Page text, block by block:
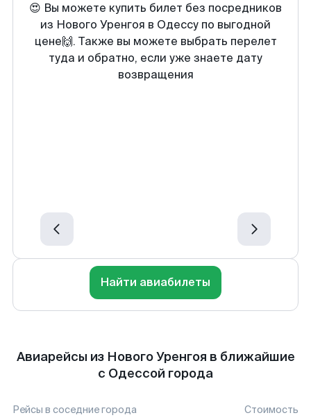
😍 Вы можете купить билет без посредников
из Нового Уренгоя в Одессу по выгодной
цене🙌. Также вы можете выбрать перелет
туда и обратно, если уже знаете дату
возвращения
Найти авиабилеты
Авиарейсы из Нового Уренгоя в ближайшие
с Одессой города
Рейсы в соседние города Стоимость